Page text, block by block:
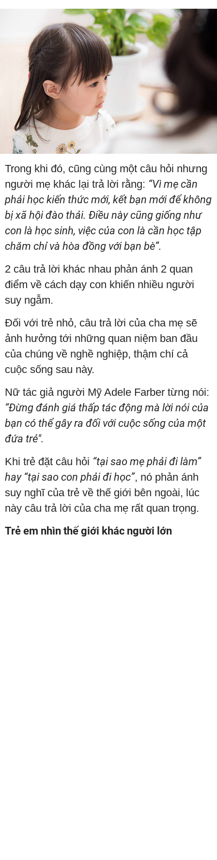
Trong khi đó, cũng cùng một câu hỏi nhưng
người mẹ khác lại trả lời rằng: “Vì mẹ cần
phải học kiến ​​thức mới, kết bạn mới để không
bị xã hội đào thải. Điều này cũng giống như
con là học sinh, việc của con là cần học tập
chăm chỉ và hòa đồng với bạn bè”.
2 câu trả lời khác nhau phản ánh 2 quan
điểm về cách dạy con khiến nhiều người
suy ngẫm.
Đối với trẻ nhỏ, câu trả lời của cha mẹ sẽ
ảnh hưởng tới những quan niệm ban đầu
của chúng về nghề nghiệp, thậm chí cả
cuộc sống sau này.
Nữ tác giả người Mỹ Adele Farber từng nói:
“Đừng đánh giá thấp tác động mà lời nói của
bạn có thể gây ra đối với cuộc sống của một
đứa trẻ".
Khi trẻ đặt câu hỏi “tại sao mẹ phải đi làm”
hay “tại sao con phải đi học”, nó phản ánh
suy nghĩ của trẻ về thế giới bên ngoài, lúc
này câu trả lời của cha mẹ rất quan trọng.
Trẻ em nhìn thế giới khác người lớn